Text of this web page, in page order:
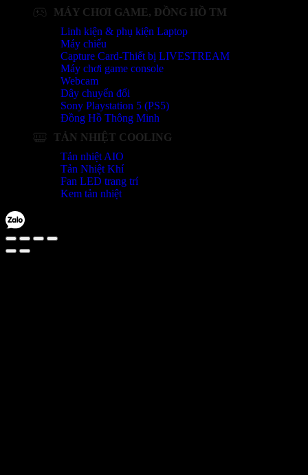
MÁY CHƠI GAME, ĐỒNG HỒ TM
Linh kiện & phụ kiện Laptop
Máy chiếu
Capture Card-Thiết bị LIVESTREAM
Máy chơi game console
Webcam
Dây chuyển đổi
Sony Playstation 5 (PS5)
Đồng Hồ Thông Minh
TẢN NHIỆT COOLING
Tản nhiệt AIO
Tản Nhiệt Khí
Fan LED trang trí
Kem tản nhiệt